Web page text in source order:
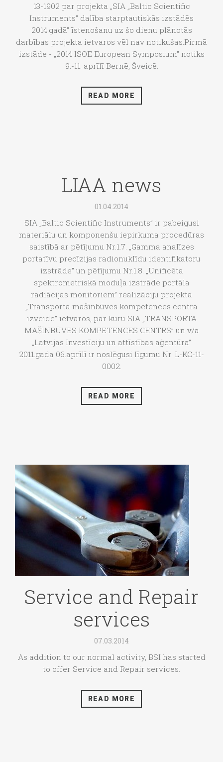
13-1902 par projekta „SIA „Baltic Scientific
Instruments” dalība starptautiskās izstādēs
2014.gadā” īstenošanu uz šo dienu plānotās
darbības projekta ietvaros vēl nav notikušas.Pirmā
izstāde - „2014 ISOE European Symposium” notiks
9.-11. aprīlī Bernē, Šveicē.
READ MORE
LIAA news
01.04.2014
SIA „Baltic Scientific Instruments” ir pabeigusi
materiālu un komponenšu iepirkuma procedūras
saistībā ar pētījumu Nr.1.7. „Gamma analīzes
portatīvu precīzijas radionuklīdu identifikatoru
izstrāde” un pētījumu Nr.1.8. „Unificēta
spektrometriskā moduļa izstrāde portāla
radiācijas monitoriem” realizāciju projekta
„Transporta mašīnbūves kompetences centra
izveide” ietvaros, par kuru SIA „TRANSPORTA
MAŠĪNBŪVES KOMPETENCES CENTRS” un v/a
„Latvijas Investīciju un attīstības aģentūra”
2011.gada 06.aprīlī ir noslēgusi līgumu Nr. L-KC-11-
0002.
READ MORE
Service and Repair
services
07.03.2014
As addition to our normal activity, BSI has started
to offer Service and Repair services.
READ MORE